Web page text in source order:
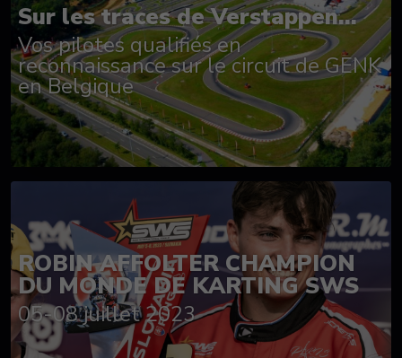
Sur les traces de Verstappen...
Vos pilotes qualifiés en
reconnaissance sur le circuit de GENK
en Belgique
ROBIN AFFOLTER CHAMPION
DU MONDE DE KARTING SWS
05-08 juillet 2023